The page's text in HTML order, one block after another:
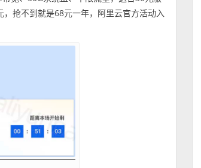
抢不到就是68元一年，阿里云官方活动入